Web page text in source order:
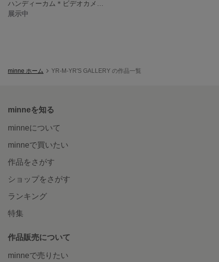
展示中
minne ホーム YR-M-YR'S GALLERY の作品一覧
minneを知る
minneについて
minneで買いたい
作品をさがす
ショップをさがす
ランキング
特集
作品販売について
minneで売りたい